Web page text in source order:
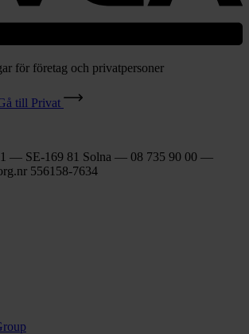
för företag och privatpersoner
till Privat
— SE-169 81 Solna — 08 735 90 00 —
556158‑7634